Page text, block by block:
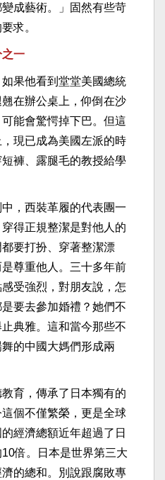
成藝術。」固然有些苛
求。
之一
果他看到堂堂美國總統
在辦公桌上，仰倒在沙
能會驚愕掉下巴。但這
現已成為美國左派的時
褲、露腿毛的教授給學
，西裝革履的代表團一
得正規整潔是對他人的
要打扮、穿著整潔漂
尊重他人。三十多年前
受強烈，對朋友說，怎
要去參加婚禮？她們不
典雅。這和當今那些不
的中國大媽們形成兩
育，傳承了日本獨有的
個不僅繁榮，更是全球
經濟總額近年超過了日
倍。日本是世界第三大
的總和。別說跟腐敗專